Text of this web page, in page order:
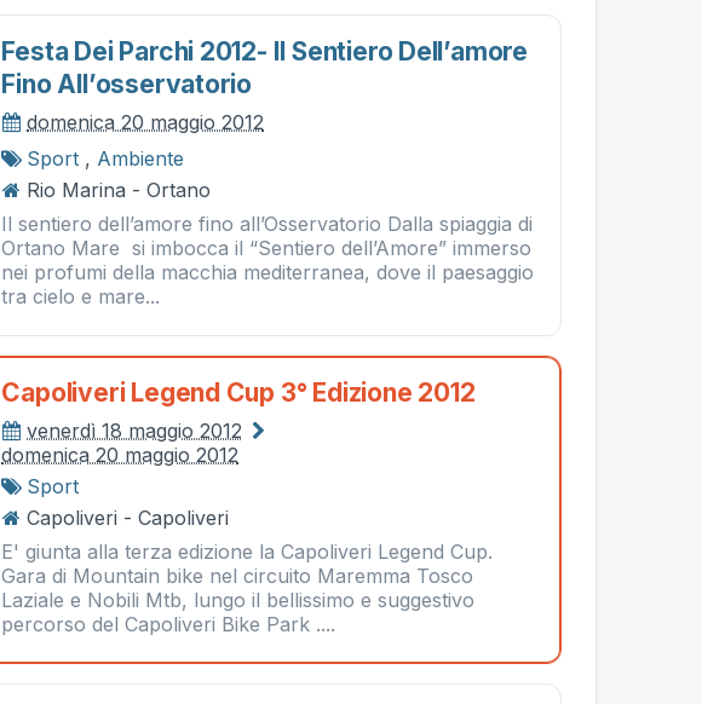
Festa Dei Parchi 2012- Il Sentiero Dell’amore
Fino All’osservatorio
domenica 20 maggio 2012
Sport , Ambiente
Rio Marina - Ortano
Il sentiero dell’amore fino all’Osservatorio Dalla spiaggia di
Ortano Mare si imbocca il “Sentiero dell’Amore” immerso
nei profumi della macchia mediterranea, dove il paesaggio
tra cielo e mare...
Capoliveri Legend Cup 3° Edizione 2012
venerdì 18 maggio 2012
domenica 20 maggio 2012
Sport
Capoliveri - Capoliveri
E' giunta alla terza edizione la Capoliveri Legend Cup.
Gara di Mountain bike nel circuito Maremma Tosco
Laziale e Nobili Mtb, lungo il bellissimo e suggestivo
percorso del Capoliveri Bike Park ....